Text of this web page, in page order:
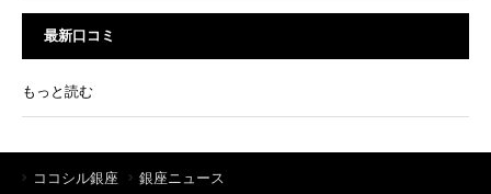
最新口コミ
もっと読む
ココシル銀座
銀座ニュース